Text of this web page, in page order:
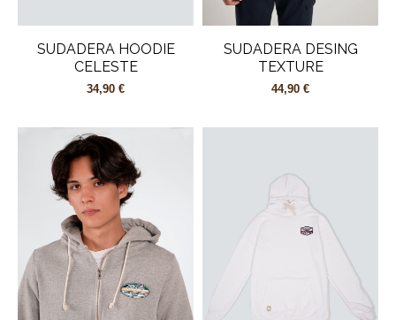
SUDADERA HOODIE
CELESTE
34,90 €
SUDADERA DESING
TEXTURE
44,90 €